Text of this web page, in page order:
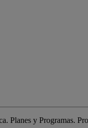
Planes y Programas.